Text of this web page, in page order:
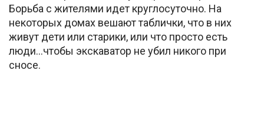
Борьба с жителями идет круглосуточно. На
некоторых домах вешают таблички, что в них
живут дети или старики, или что просто есть
люди…чтобы экскаватор не убил никого при
сносе.